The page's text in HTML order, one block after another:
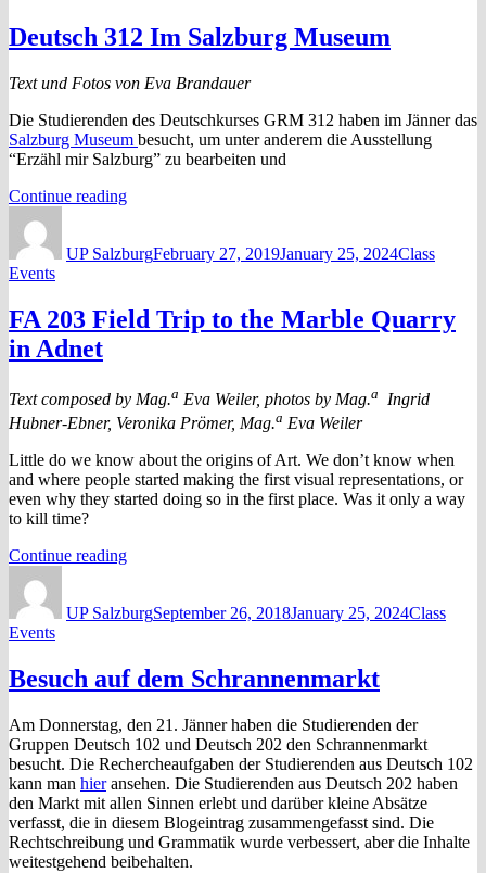
Deutsch 312 Im Salzburg Museum
Text und Fotos von Eva Brandauer
Die Studierenden des Deutschkurses GRM 312 haben im Jänner das
Salzburg Museum besucht, um unter anderem die Ausstellung
“Erzähl mir Salzburg” zu bearbeiten und
Continue reading“Deutsch
Salzburg
UP SalzburgFebruary 27, 2019January 25, 2024Class
Events
FA 203 Field Trip to the Marble Quarry
in Adnet
Text composed by Mag.a Eva Weiler, photos by Mag.a
Ingrid
Hubner-Ebner, Veronika Prömer, Mag.a Eva Weiler
Little do we know about the origins of Art. We don’t know when
and where people started making the first visual representations, or
even why they started doing so in the first place. Was it only a way
to kill time?
Continue reading“FA
Trip
Marble
Quarry
Adnet”
UP SalzburgSeptember 26, 2018January 25, 2024Class
Events
Besuch auf dem Schrannenmarkt
Am Donnerstag, den 21. Jänner haben die Studierenden der
Gruppen Deutsch 102 und Deutsch 202 den Schrannenmarkt
besucht. Die Rechercheaufgaben der Studierenden aus Deutsch 102
kann man hieransehen. Die Studierenden aus Deutsch 202 haben
den Markt mit allen Sinnen erlebt und darüber kleine Absätze
verfasst, die in diesem Blogeintrag zusammengefasst sind. Die
Rechtschreibung und Grammatik wurde verbessert, aber die Inhalte
weitestgehend beibehalten.